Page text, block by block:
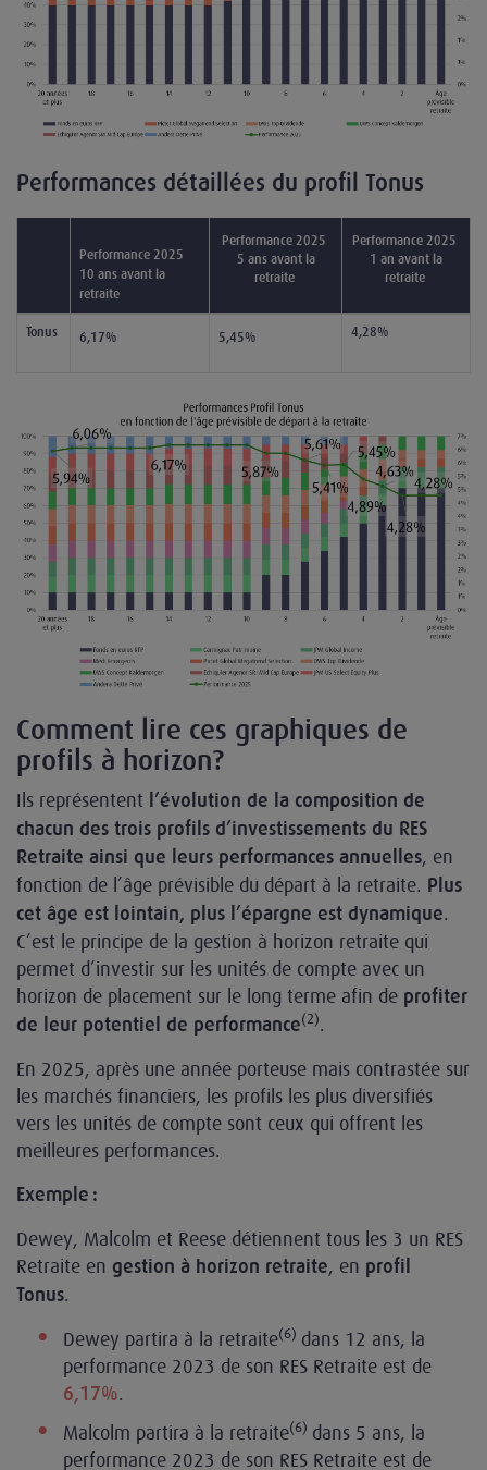
Performances détaillées du profil Tonus
Performance 2025
10 ans avant la
retraite
Performance 2025
5 ans avant la
retraite
Performance 2025
1 an avant la
retraite
Tonus 6,17% 5,45% 4,28%
Comment lire ces graphiques de
profils à horizon?
Ils représentent l’évolution de la composition de
chacun des trois profils d’investissements du RES
Retraite ainsi que leurs performances annuelles, en
fonction de l’âge prévisible du départ à la retraite. Plus
cet âge est lointain, plus l’épargne est dynamique.
C’est le principe de la gestion à horizon retraite qui
permet d’investir sur les unités de compte avec un
horizon de placement sur le long terme afin de profiter
de leur potentiel de performance(2).
En 2025, après une année porteuse mais contrastée sur
les marchés financiers, les profils les plus diversifiés
vers les unités de compte sont ceux qui offrent les
meilleures performances.
Exemple :
Dewey, Malcolm et Reese détiennent tous les 3 un RES
Retraite en gestion à horizon retraite, en profil
Tonus.
Dewey partira à la retraite(6) dans 12 ans, la
performance 2023 de son RES Retraite est de
6,17%.
Malcolm partira à la retraite(6) dans 5 ans, la
performance 2023 de son RES Retraite est de